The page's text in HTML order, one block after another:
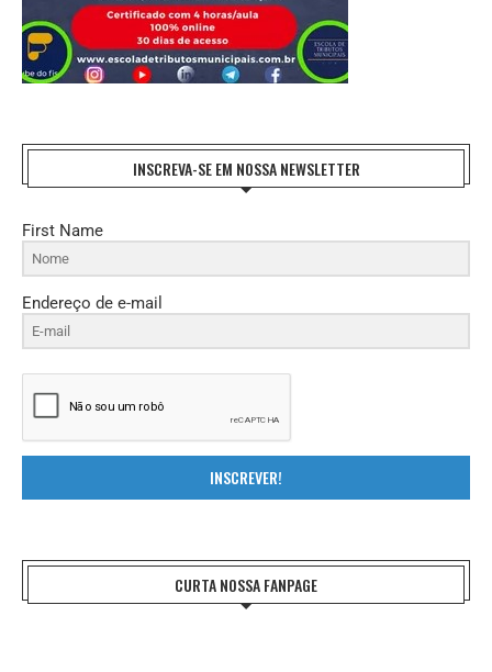
INSCREVA-SE EM NOSSA NEWSLETTER
First Name
Endereço de e-mail
INSCREVER!
CURTA NOSSA FANPAGE